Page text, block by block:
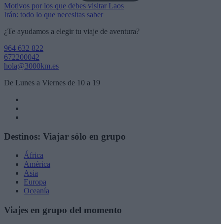
Navegación
de
entradas
Motivos por los que debes visitar Laos
Irán: todo lo que necesitas saber
¿Te ayudamos a elegir tu viaje de aventura?
964 632 822
672200042
hola@3000km.es
De Lunes a Viernes de 10 a 19
Destinos: Viajar sólo en grupo
África
América
Asia
Europa
Oceanía
Viajes en grupo del momento